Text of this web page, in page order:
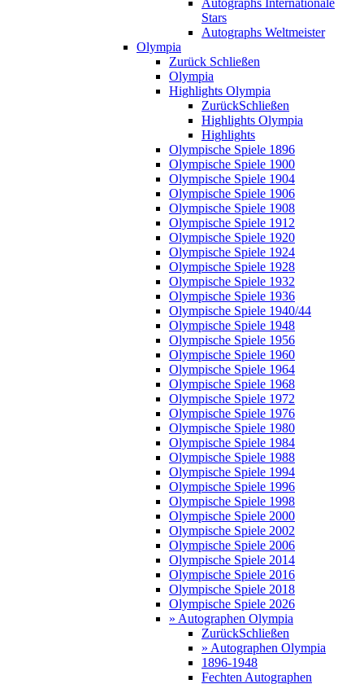
Autographs Internationale
Stars
Autographs Weltmeister
Olympia
Zurück Schließen
Olympia
Highlights Olympia
ZurückSchließen
Highlights Olympia
Highlights
Olympische Spiele 1896
Olympische Spiele 1900
Olympische Spiele 1904
Olympische Spiele 1906
Olympische Spiele 1908
Olympische Spiele 1912
Olympische Spiele 1920
Olympische Spiele 1924
Olympische Spiele 1928
Olympische Spiele 1932
Olympische Spiele 1936
Olympische Spiele 1940/44
Olympische Spiele 1948
Olympische Spiele 1956
Olympische Spiele 1960
Olympische Spiele 1964
Olympische Spiele 1968
Olympische Spiele 1972
Olympische Spiele 1976
Olympische Spiele 1980
Olympische Spiele 1984
Olympische Spiele 1988
Olympische Spiele 1994
Olympische Spiele 1996
Olympische Spiele 1998
Olympische Spiele 2000
Olympische Spiele 2002
Olympische Spiele 2006
Olympische Spiele 2014
Olympische Spiele 2016
Olympische Spiele 2018
Olympische Spiele 2026
» Autographen Olympia
ZurückSchließen
» Autographen Olympia
1896-1948
Fechten Autographen